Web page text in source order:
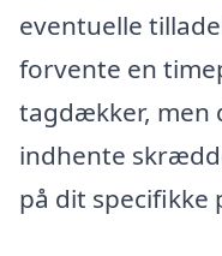
eventuelle
forvente en
tagdækker, men
indhente
på dit specifikke